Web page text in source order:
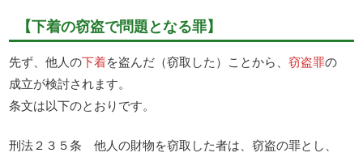
【下着の窃盗で問題となる罪】
先ず、他人の下着を盗んだ（窃取した）ことから、窃盗罪の
成立が検討されます。
条文は以下のとおりです。
刑法２３５条 他人の財物を窃取した者は、窃盗の罪とし、